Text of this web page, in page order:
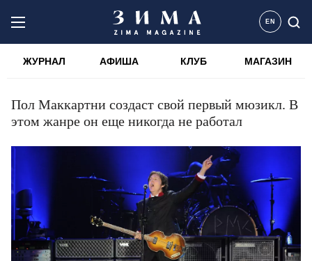
EN
ЖУРНАЛ АФИША КЛУБ МАГАЗИН
Пол Маккартни создаст свой первый мюзикл. В
этом жанре он еще никогда не работал